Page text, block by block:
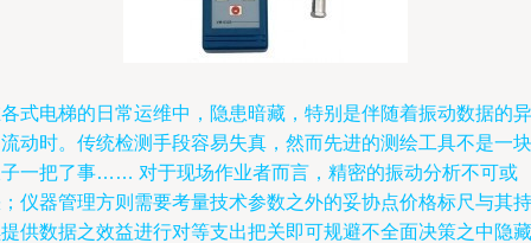
式电梯的日常运维中，隐患暗藏，特别是伴随着振动数据的异
动时。传统检测手段容易失真，然而先进的测绘工具不是一块
一把了事…… 对于现场作业者而言，精密的振动分析不可或
仪器管理方则需要考量技术参数之外的妥协点价格标尺与其持
供数据之效益进行对等支出把关即可规避不全面决策之中隐藏